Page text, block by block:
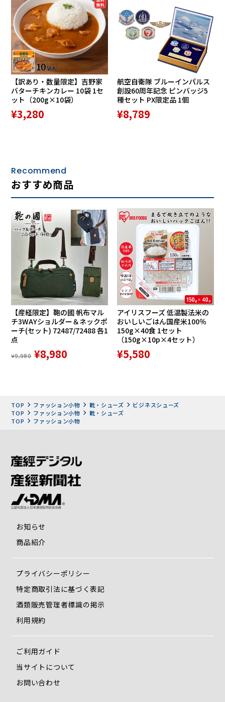
バーを採用。細かい溝を配置した
意匠で路面に適応し、耐久性にも
配慮
・インナーソールつま先裏に消臭
繊維「モフ」、ライニング材及
かい中敷により、歩行時の体圧を
足裏全体で支持
・つちふまず部分にフィットする
ふまずパッド
・足首をやさしく包み込む履き口
スポンジパッド
・アッパーにアンティーク加工を
施したやわらかな牛革
・履き口（内側）にゴアを使用
【訳あり・数量限定】吉野家
バターチキンカレー 10袋 1セ
ット（200g×10袋）
¥3,280
航空自衛隊 ブルーインパルス
創設60周年記念 ピンバッジ5
種セット PX限定品 1個
¥8,789
Recommend
おすすめ商品
【産経限定】鞄の國 帆布マル
チ3WAYショルダー＆ネックポ
ーチ(セット) 72487/72488 各1
点
¥9,980 ¥8,980
アイリスフーズ 低温製法米の
おいしいごはん国産米100％
150g×40食 1セット
（150g×10p×4セット）
¥5,580
TOP ファッション小物 靴・シューズ
ビジネスシューズ
TOP
ファッション小物
靴・シューズ
TOP
ファッション小物
お知らせ
商品紹介
プライバシーポリシー
特定商取引法に基づく表記
酒類販売管理者標識の掲示
利用規約
ご利用ガイド
当サイトについて
お問い合わせ